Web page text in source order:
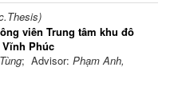
viên Trung tâm khu đô
Phúc
; Advisor: Phạm Anh,